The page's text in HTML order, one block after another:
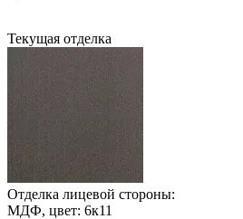
Текущая отделка
Отделка лицевой стороны:
МДФ, цвет: 6к11